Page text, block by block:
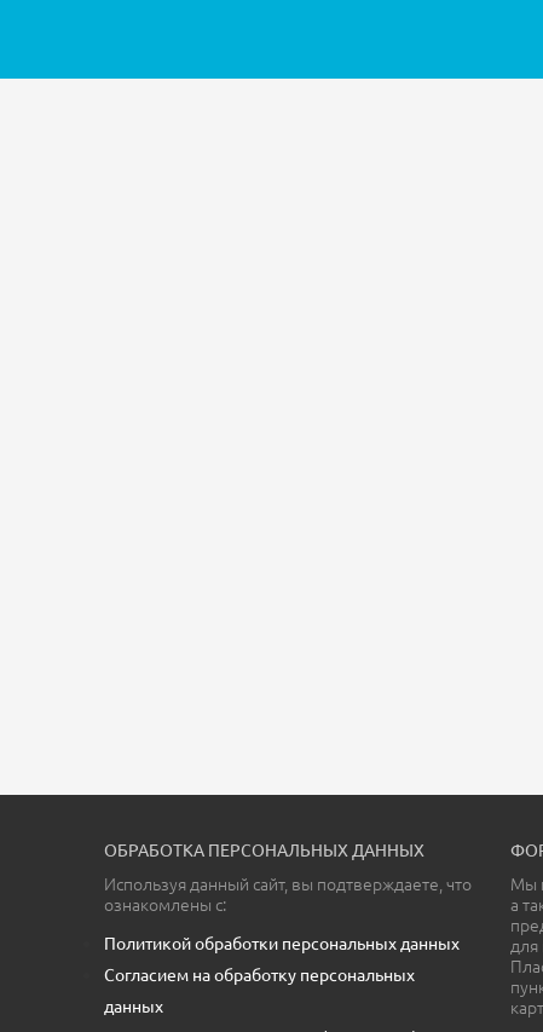
ОБРАБОТКА ПЕРСОНАЛЬНЫХ ДАННЫХ
Используя данный сайт, вы подтверждаете, что
ознакомлены с:
Политикой обработки персональных данных
Согласием на обработку персональных
данных
Мы
а
для